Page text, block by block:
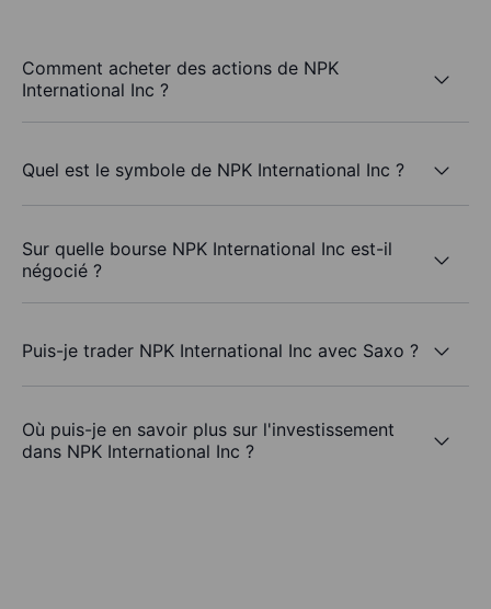
Comment acheter des actions de NPK
International Inc ?
Quel est le symbole de NPK International Inc ?
Sur quelle bourse NPK International Inc est-il
négocié ?
Puis-je trader NPK International Inc avec Saxo ?
Où puis-je en savoir plus sur l'investissement
dans NPK International Inc ?